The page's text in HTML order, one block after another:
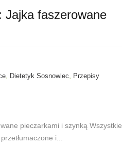
Jajka faszerowane
Dietetyk Sosnowiec
Przepisy
pieczarkami i szynką Wszystkie
i...